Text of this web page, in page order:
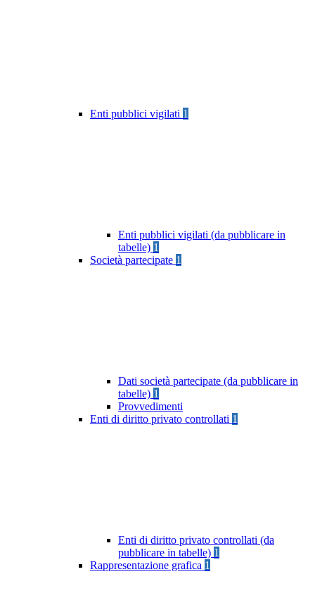
Enti pubblici vigilati 1
Enti pubblici vigilati (da pubblicare in
tabelle) 1
Società partecipate 1
Dati società partecipate (da pubblicare in
tabelle) 1
Provvedimenti
Enti di diritto privato controllati 1
Enti di diritto privato controllati (da
pubblicare in tabelle) 1
Rappresentazione grafica 1